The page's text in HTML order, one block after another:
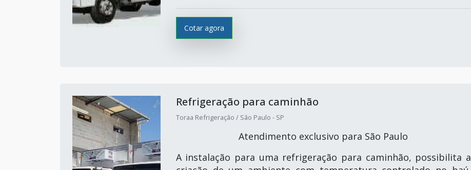
Cotar agora
Refrigeração para caminhão
Toraa Refrigeração / São Paulo - SP
Atendimento exclusivo para São Paulo
A instalação para uma refrigeração para caminhão, possibilita a